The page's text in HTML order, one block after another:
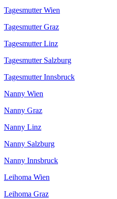
Tagesmutter Wien
Tagesmutter Graz
Tagesmutter Linz
Tagesmutter Salzburg
Tagesmutter Innsbruck
Nanny Wien
Nanny Graz
Nanny Linz
Nanny Salzburg
Nanny Innsbruck
Leihoma Wien
Leihoma Graz